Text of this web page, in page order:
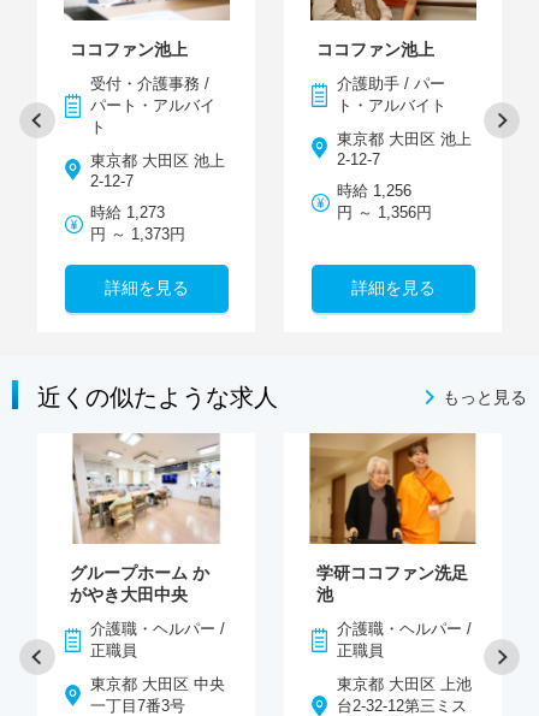
ココファン池上
受付・介護事務 /
パート・アルバイ
ト
東京都 大田区 池上
2-12-7
時給 1,273
円 ～ 1,373円
詳細を見る
ココファン池上
介護助手 / パー
ト・アルバイト
東京都 大田区 池上
2-12-7
時給 1,256
円 ～ 1,356円
詳細を見る
近くの似たような求人 もっと見る
グループホーム か
がやき大田中央
介護職・ヘルパー /
正職員
東京都 大田区 中央
一丁目7番3号
学研ココファン洗足
池
介護職・ヘルパー /
正職員
東京都 大田区 上池
台2-32-12第三ミス